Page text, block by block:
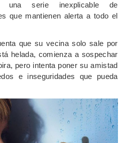
una serie inexplicable de
que mantienen alerta a todo el
que su vecina solo sale por
helada, comienza a sospechar
pero intenta poner su amistad
e inseguridades que pueda